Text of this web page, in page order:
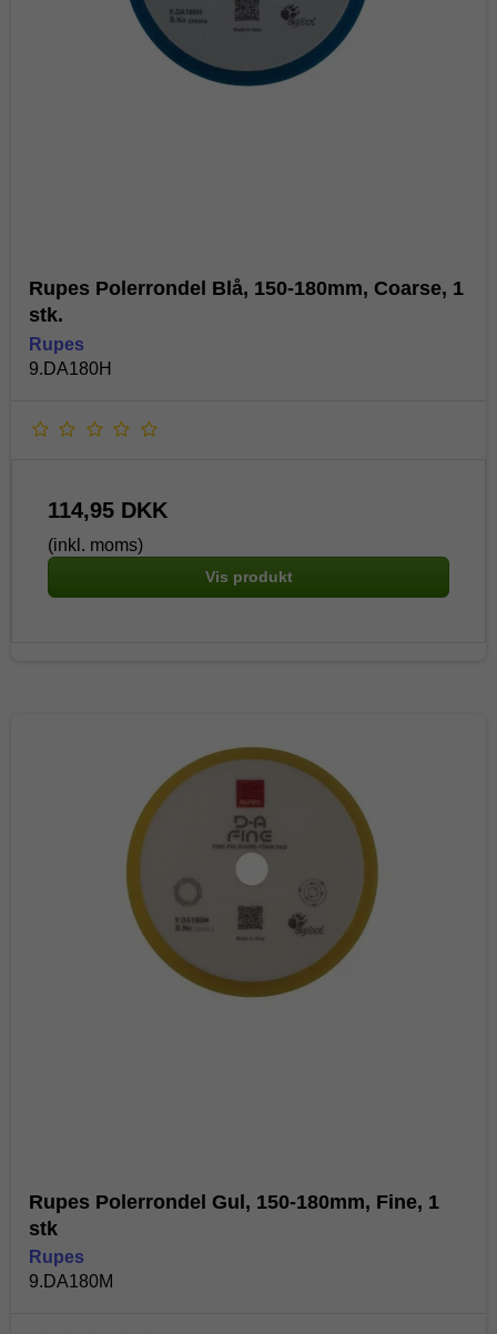
Rupes Polerrondel Blå, 150-180mm, Coarse, 1
stk.
Rupes
9.DA180H
114,95 DKK
(inkl. moms)
Vis produkt
Rupes Polerrondel Gul, 150-180mm, Fine, 1
stk
Rupes
9.DA180M